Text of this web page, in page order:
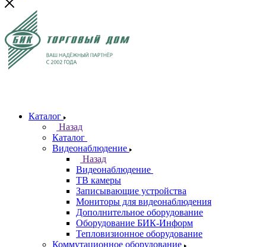
Каталог
Назад
Каталог
Видеонаблюдение
Назад
Видеонаблюдение
ТВ камеры
Записывающие устройства
Мониторы для видеонаблюдения
Дополнительное оборудование
Оборудование БИК-Информ
Тепловизионное оборудование
Коммутационное оборудование